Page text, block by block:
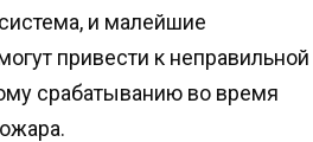
и малейшие
привести к неправильной
срабатыванию во время